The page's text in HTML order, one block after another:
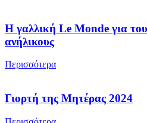
Η γαλλική Le Monde για
ανήλικους
Περισσότερα
Γιορτή της Μητέρας 2024